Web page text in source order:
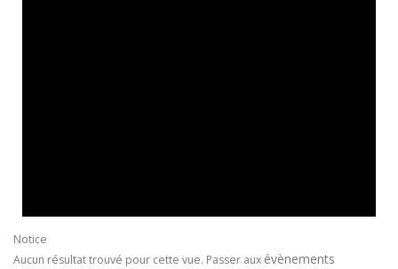
Notice
Aucun résultat trouvé pour cette vue. Passer aux évènements